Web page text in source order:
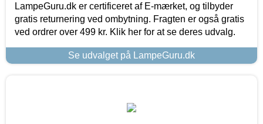
LampeGuru.dk er certificeret af E-mærket, og tilbyder
gratis returnering ved ombytning. Fragten er også gratis
ved ordrer over 499 kr. Klik her for at se deres udvalg.
Se udvalget på LampeGuru.dk